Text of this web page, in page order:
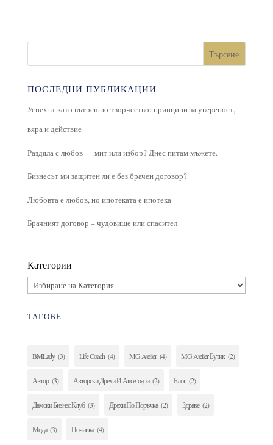
Търсене
ПОСЛЕДНИ ПУБЛИКАЦИИ
Успехът като вътрешно творчество: принципи за увереност,
вяра и действие
Раздяла с любов — мит или избор? Днес питам мъжете.
Бизнесът ми защитен ли е без брачен договор?
Любовта е любов, но ипотеката е ипотека
Брачният договор – чудовище или спасител
Категории
ТАГОВЕ
BMLady (3) Life Coach (4) MG Atelier (4) MG Atelier Бутик (2)
Автор (3) Авторски Дрехи И Аксесоари (2) Блог (2)
Дамски Бизнес Клуб (3) Дрехи По Поръчка (2) Здраве (2)
Мода (3) Почивка (4)